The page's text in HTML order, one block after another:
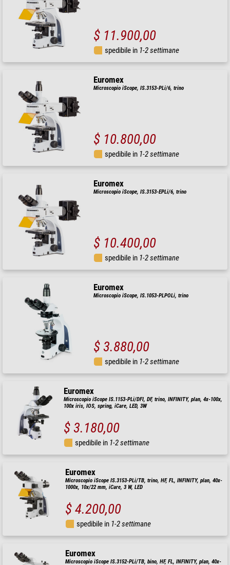
$ 11.900,00
spedibile in 1-2 settimane
Euromex
Microscopio iScope, IS.3153-PLi/6, trino
$ 10.800,00
spedibile in 1-2 settimane
Euromex
Microscopio iScope, IS.3153-EPLi/6, trino
$ 10.400,00
spedibile in 1-2 settimane
Euromex
Microscopio iScope, IS.1053-PLPOLi, trino
$ 3.880,00
spedibile in 1-2 settimane
Euromex
Microscopio iScope IS.1153-PLi/DFI, DF, trino, INFINITY, plan, 4x-100x,
100x iris, IOS, spring, iCare, LED, 3W
$ 3.180,00
spedibile in 1-2 settimane
Euromex
Microscopio iScope IS.3153-PLi/TB, trino, HF, FL, INFINITY, plan, 40x-
1000x, 10x/22 mm, iCare, 3 W, LED
$ 4.200,00
spedibile in 1-2 settimane
Euromex
Microscopio iScope IS.3152-PLi/TB, bino, HF, FL, INFINITY, plan, 40x-